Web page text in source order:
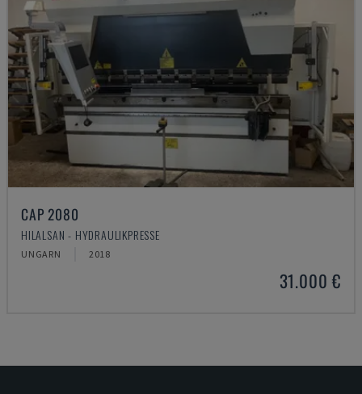
CAP 2080
HILALSAN - HYDRAULIKPRESSE
UNGARN 2018
31.000 €